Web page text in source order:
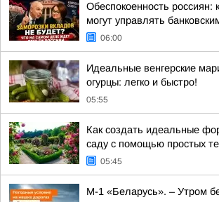
Обеспокоенность россиян:
могут управлять
06:00
Идеальные венгерские
огурцы: легко и быстро!
05:55
Как создать идеальные
саду с помощью простых
05:45
М-1 «Беларусь». – Утром